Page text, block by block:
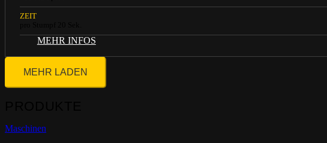
ZEIT
MEHR INFOS
MEHR LADEN
Maschinen